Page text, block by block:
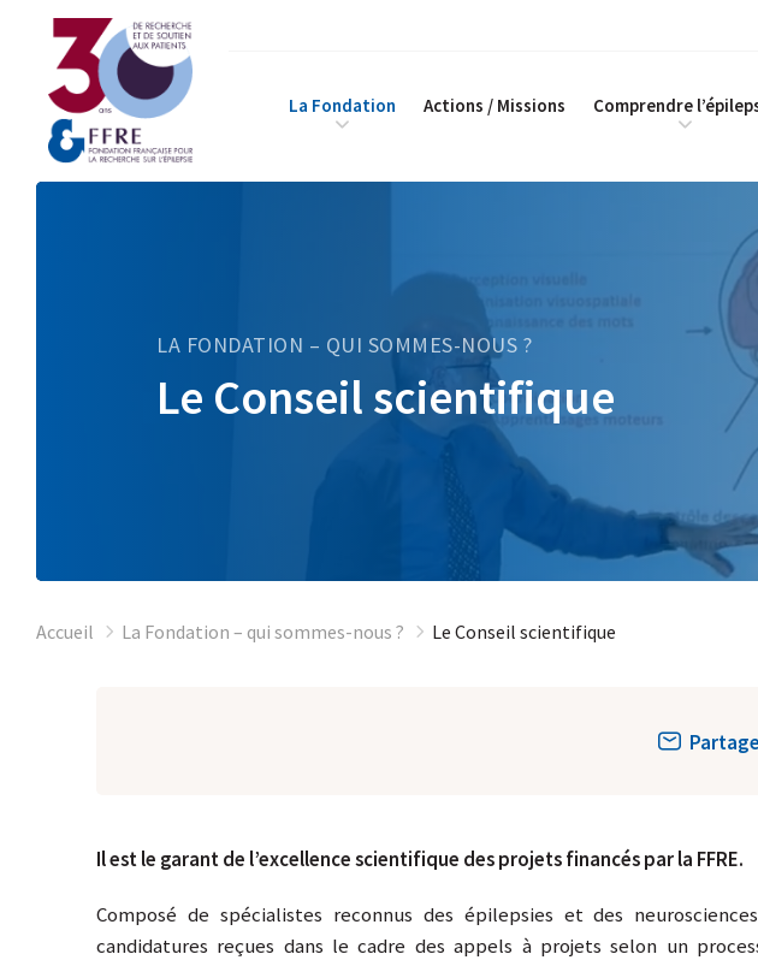
La Fondation Actions / Missions Comprendre
LA FONDATION – QUI SOMMES-NOUS ?
Le Conseil scientifique
Accueil La Fondation – qui sommes-nous ? Le Conseil scientifique
Il est le garant de l’excellence scientifique des projets financés par la FFRE.
Composé de spécialistes reconnus des épilepsies et des
candidatures reçues dans le cadre des appels à projets selon un